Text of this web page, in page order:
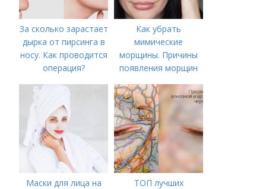
За сколько зарастает
дырка от пирсинга в
носу. Как проводится
операция?
Как убрать
мимические
морщины. Причины
появления морщин
Маски для лица на
ТОП лучших